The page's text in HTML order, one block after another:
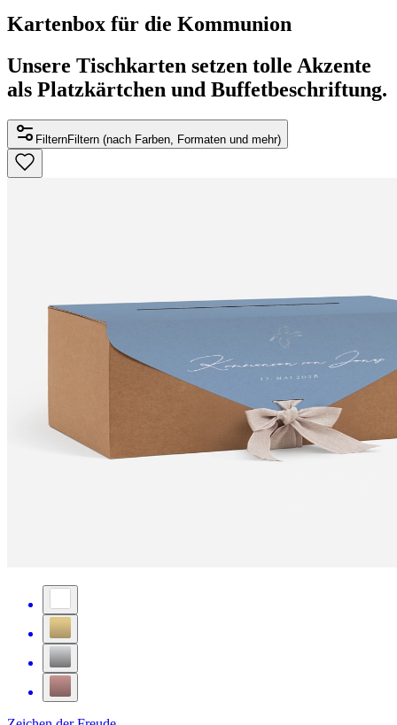
Kartenbox für die Kommunion
Unsere Tischkarten setzen tolle Akzente
als Platzkärtchen und Buffetbeschriftung.
FilternFiltern (nach Farben, Formaten und mehr)